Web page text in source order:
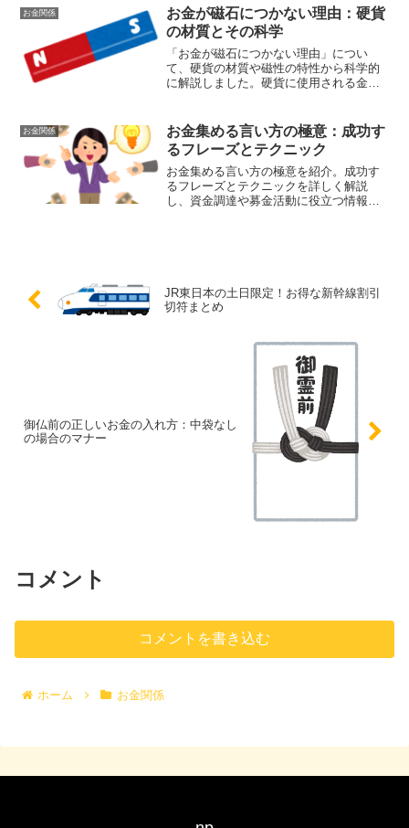
す。しかし、収入の増加や他の年金制度
への加入を考慮することで、最適な選択
を行うことができます。
お金関係
お金が磁石につかない理由：硬貨
の材質とその科学
「お金が磁石につかない理由」につい
て、硬貨の材質や磁性の特性から科学的
に解説しました。硬貨に使用される金属
て、日常の疑問を解消しましょう。
お金関係
お金集める言い方の極意：成功す
るフレーズとテクニック
お金集める言い方の極意を紹介。成功す
るフレーズとテクニックを詳しく解説
し、資金調達や募金活動に役立つ情報を
JR東日本の土日限定！お得な新幹線割引
切符まとめ
御仏前の正しいお金の入れ方：中袋なし
の場合のマナー
コメント
コメントを書き込む
ホーム お金関係